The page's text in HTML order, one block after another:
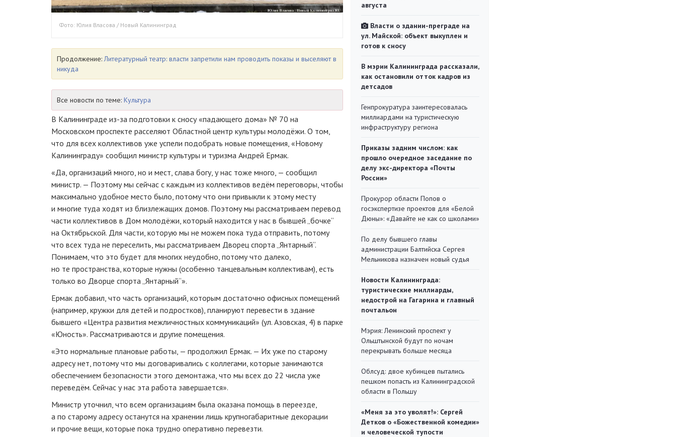
Фото: Юлия Власова / Новый Калининград
Продолжение:Литературный театр: власти запретили нам проводить показы и выселяют в
никуда
Все новости по теме: Культура
В Калининграде из-за подготовки к сносу «падающего дома» № 70 на
Московском проспекте расселяют Областной центр культуры молодёжи. О том,
что для всех коллективов уже успели подобрать новые помещения, «Новому
Калининграду» сообщил министр культуры и туризма Андрей Ермак.
«Да, организаций много, но и мест, слава богу, у нас тоже много, — сообщил
министр. — Поэтому мы сейчас с каждым из коллективов ведём переговоры, чтобы
максимально удобное место было, потому что они привыкли к этому месту
и многие туда ходят из близлежащих домов. Поэтому мы рассматриваем перевод
части коллективов в Дом молодёжи, который находится у нас в бывшей „бочке“
на Октябрьской. Для части, которую мы не можем пока туда отправить, потому
что всех туда не переселить, мы рассматриваем Дворец спорта „Янтарный“.
Понимаем, что это будет для многих неудобно, потому что далеко,
но те пространства, которые нужны (особенно танцевальным коллективам), есть
только во Дворце спорта „Янтарный“».
Ермак добавил, что часть организаций, которым достаточно офисных помещений
(например, кружки для детей и подростков), планируют перевести в здание
бывшего «Центра развития межличностных коммуникаций» (ул. Азовская, 4) в парке
«Юность». Рассматриваются и другие помещения.
«Это нормальные плановые работы, — продолжил Ермак. — Их уже по старому
адресу нет, потому что мы договаривались с коллегами, которые занимаются
обеспечением безопасности этого демонтажа, что мы всех до 22 числа уже
переведём. Сейчас у нас эта работа завершается».
Министр уточнил, что всем организациям была оказана помощь в переезде,
а по старому адресу останутся на хранении лишь крупногабаритные декорации
и прочие вещи, которые пока трудно оперативно перевезти.
августа
Власти о здании-преграде на
ул. Майской: объект выкуплен и
готов к сносу
В мэрии Калининграда рассказали,
как остановили отток кадров из
детсадов
Генпрокуратура заинтересовалась
миллиардами на туристическую
инфраструктуру региона
Приказы задним числом: как
прошло очередное заседание по
делу экс-директора «Почты
России»
Прокурор области Попов о
госэкспертизе проектов для «Белой
Дюны»: «Давайте не как со школами»
По делу бывшего главы
администрации Балтийска Сергея
Мельникова назначен новый судья
Новости Калининграда:
туристические миллиарды,
недострой на Гагарина и главный
почтальон
Мэрия: Ленинский проспект у
Ольштынской будут по ночам
перекрывать больше месяца
Облсуд: двое кубинцев пытались
пешком попасть из Калининградской
области в Польшу
«Меня за это уволят!»: Сергей
Детков о «Божественной комедии»
и человеческой тупости